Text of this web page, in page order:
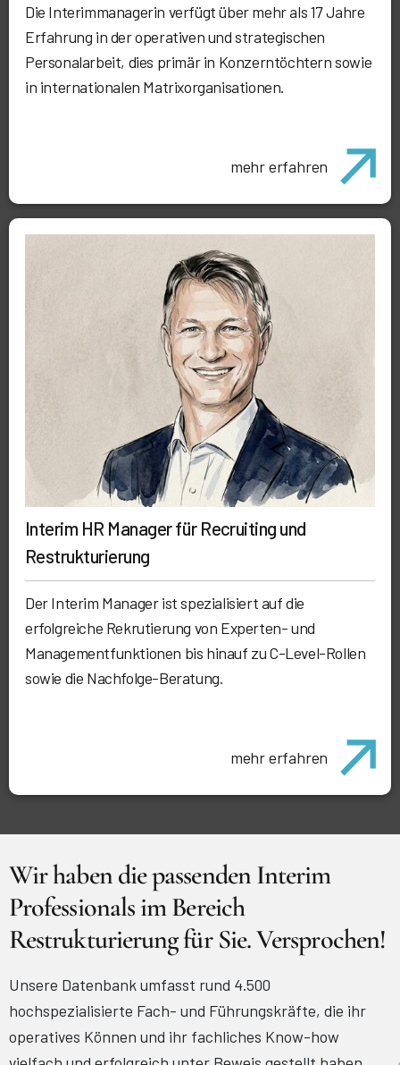
Die Interimmanagerin verfügt über mehr als 17 Jahre
Erfahrung in der operativen und strategischen
Personalarbeit, dies primär in Konzerntöchtern sowie
in internationalen Matrixorganisationen.
mehr erfahren
Interim HR Manager für Recruiting und
Restrukturierung
Der Interim Manager ist spezialisiert auf die
erfolgreiche Rekrutierung von Experten- und
Managementfunktionen bis hinauf zu C-Level-Rollen
sowie die Nachfolge-Beratung.
mehr erfahren
Wir haben die passenden Interim
Professionals im Bereich
Restrukturierung für Sie. Versprochen!
Unsere Datenbank umfasst rund 4.500
hochspezialisierte Fach- und Führungskräfte, die ihr
operatives Können und ihr fachliches Know-how